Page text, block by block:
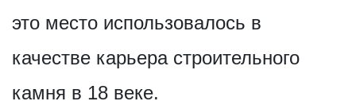
это место использовалось в
качестве карьера строительного
камня в 18 веке.